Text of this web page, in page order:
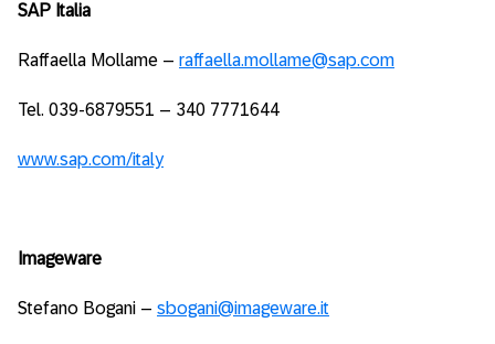
SAP Italia
Raffaella Mollame – raffaella.mollame@sap.com
Tel. 039-6879551 – 340 7771644
www.sap.com/italy
Imageware
Stefano Bogani – sbogani@imageware.it